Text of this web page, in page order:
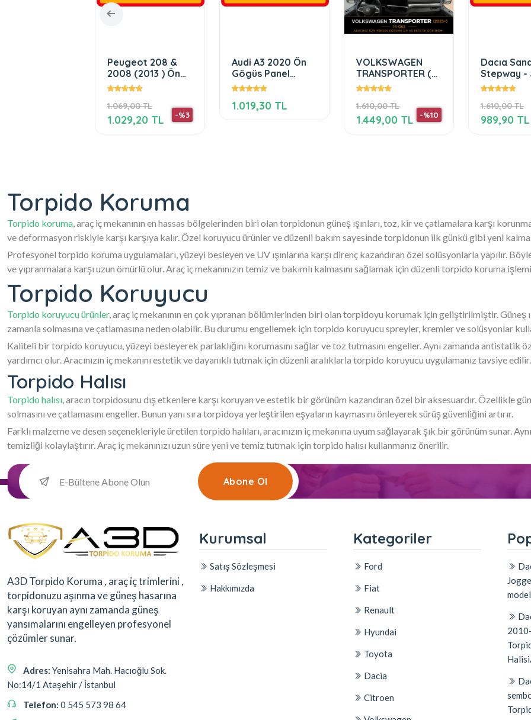
Peugeot 208 &
2008 (2013 ) Ön
Gögüs / Panel /
/ Kilifi / Halisi /
1.069,00 TL
-%3
1.029,20 TL
Audi A3 2020 Ön
Gögüs Panel
Torpido Koruma
Halisi Örtüsü
1.019,30 TL
VOLKSWAGEN
TRANSPORTER (
2025+)
1.610,00 TL
-%10
1.449,00 TL
Dacıa
Stepway -
2021 +
uygundur
1.610,00 TL
989,90 TL
Torpido Koruma
Torpido koruma, araç iç mekanının en hassas bölgelerinden biri olan torpidonun güneş ışınları, toz, kir ve çatlamalara karşı
ve deformasyon riskiyle karşı karşıya kalır. Özel koruyucu ürünler ve düzenli bakım sayesinde torpidonun ilk günkü gibi yeni
Profesyonel torpido koruma uygulamaları, yüzeyi besleyen ve UV ışınlarına karşı direnç kazandıran özel solüsyonlarla yapılır.
ve yıpranmalara karşı uzun ömürlü olur. Araç iç mekanınızın temiz ve bakımlı kalmasını sağlamak için düzenli torpido koruma
Torpido Koruyucu
Torpido koruyucu ürünler, araç iç mekanının en çok yıpranan bölümlerinden biri olan torpidoyu korumak için geliştirilmiştir. Güneş
zamanla solmasına ve çatlamasına neden olabilir. Bu durumu engellemek için torpido koruyucu spreyler, kremler ve solüsyonlar
Kaliteli bir torpido koruyucu, yüzeyi besleyerek parlaklığını korumasını sağlar ve toz tutmasını engeller. Aynı zamanda antistatik
yardımcı olur. Aracınızın iç mekanını estetik ve dayanıklı tutmak için düzenli aralıklarla torpido koruyucu uygulamanız tavsiye edilir.
Torpido Halısı
Torpido halısı, aracın torpidosunu dış etkenlere karşı koruyan ve estetik bir görünüm kazandıran özel bir aksesuardır. Özellikle
solmasını ve çatlamasını engeller. Bunun yanı sıra torpidoya yerleştirilen eşyaların kaymasını önleyerek sürüş güvenliğini artırır.
Farklı malzeme ve desen seçenekleriyle üretilen torpido halıları, aracınızın iç mekanına uyum sağlayarak şık bir görünüm sunar.
temizliği kolaylaştırır. Araç iç mekanınızı uzun süre yeni ve temiz tutmak için torpido halısı kullanmanız önerilir.
Abone Ol
A3D Torpido Koruma , araç iç trimlerini ,
torpidonuzu aşınma ve güneş hasarına
karşı koruyan aynı zamanda güneş
yansımalarını engelleyen profesyonel
çözümler sunar.
Adres: Yenisahra Mah. Hacıoğlu Sok.
No:14/1 Ataşehir / İstanbul
Telefon: 0 545 573 98 64
Kurumsal
Satış Sözleşmesi
Hakkımızda
Kategoriler
Ford
Fiat
Renault
Hyundai
Toyota
Dacia
Citroen